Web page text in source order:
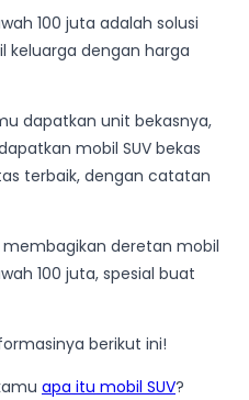
100 juta adalah solusi
keluarga dengan harga
dapatkan unit bekasnya,
mobil SUV bekas
terbaik, dengan catatan
membagikan deretan mobil
100 juta, spesial buat
berikut ini!
apa itu mobil SUV?